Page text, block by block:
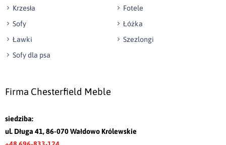
Krzesła
Fotele
Sofy
Łóżka
Ławki
Szezlongi
Sofy dla psa
Firma Chesterfield Meble
siedziba:
ul. Długa 41, 86-070 Wałdowo Królewskie